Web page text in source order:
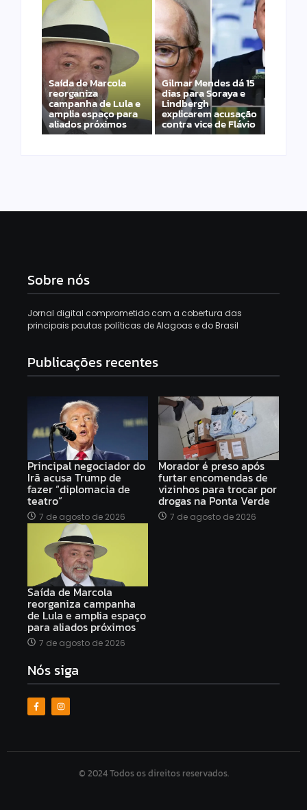
Saída de Marcola
reorganiza
campanha de Lula e
amplia espaço para
aliados próximos
Gilmar Mendes dá 15
dias para Soraya e
Lindbergh
explicarem acusação
contra vice de Flávio
Sobre nós
Jornal digital comprometido com a cobertura das
principais pautas políticas de Alagoas e do Brasil
Publicações recentes
Principal negociador do
Irã acusa Trump de
fazer “diplomacia de
teatro”
7 de agosto de 2026
Morador é preso após
furtar encomendas de
vizinhos para trocar por
drogas na Ponta Verde
7 de agosto de 2026
Saída de Marcola
reorganiza campanha
de Lula e amplia espaço
para aliados próximos
7 de agosto de 2026
Nós siga
© 2024 Todos os direitos reservados.